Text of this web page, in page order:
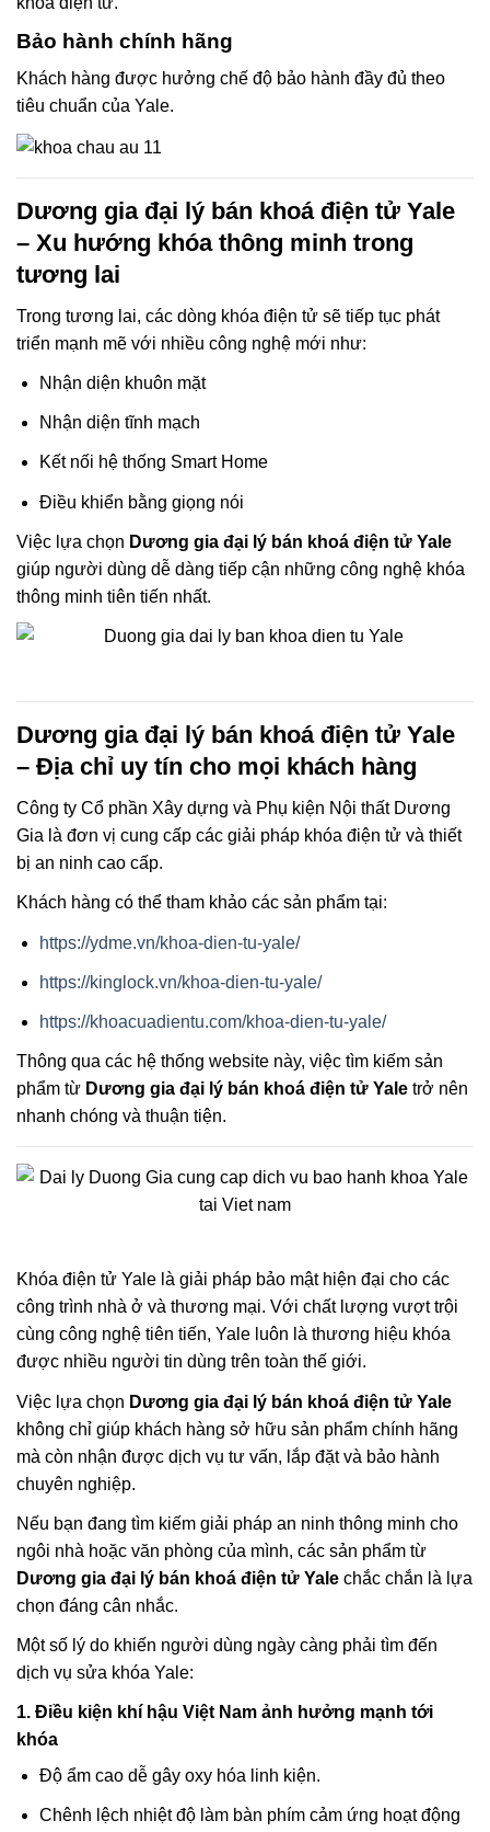
Bảo hành chính hãng
Khách hàng được hưởng chế độ bảo hành đầy đủ theo
tiêu chuẩn của Yale.
Dương gia đại lý bán khoá điện tử Yale
– Xu hướng khóa thông minh trong
tương lai
Trong tương lai, các dòng khóa điện tử sẽ tiếp tục phát
triển mạnh mẽ với nhiều công nghệ mới như:
Nhận diện khuôn mặt
Nhận diện tĩnh mạch
Kết nối hệ thống Smart Home
Điều khiển bằng giọng nói
Việc lựa chọn Dương gia đại lý bán khoá điện tử Yale
giúp người dùng dễ dàng tiếp cận những công nghệ khóa
thông minh tiên tiến nhất.
Dương gia đại lý bán khoá điện tử Yale
– Địa chỉ uy tín cho mọi khách hàng
Công ty Cổ phần Xây dựng và Phụ kiện Nội thất Dương
Gia là đơn vị cung cấp các giải pháp khóa điện tử và thiết
bị an ninh cao cấp.
Khách hàng có thể tham khảo các sản phẩm tại:
https://ydme.vn/khoa-dien-tu-yale/
https://kinglock.vn/khoa-dien-tu-yale/
https://khoacuadientu.com/khoa-dien-tu-yale/
Thông qua các hệ thống website này, việc tìm kiếm sản
phẩm từ Dương gia đại lý bán khoá điện tử Yale trở nên
nhanh chóng và thuận tiện.
Khóa điện tử Yale là giải pháp bảo mật hiện đại cho các
công trình nhà ở và thương mại. Với chất lượng vượt trội
cùng công nghệ tiên tiến, Yale luôn là thương hiệu khóa
được nhiều người tin dùng trên toàn thế giới.
Việc lựa chọn Dương gia đại lý bán khoá điện tử Yale
không chỉ giúp khách hàng sở hữu sản phẩm chính hãng
mà còn nhận được dịch vụ tư vấn, lắp đặt và bảo hành
chuyên nghiệp.
Nếu bạn đang tìm kiếm giải pháp an ninh thông minh cho
ngôi nhà hoặc văn phòng của mình, các sản phẩm từ
Dương gia đại lý bán khoá điện tử Yale chắc chắn là lựa
chọn đáng cân nhắc.
Một số lý do khiến người dùng ngày càng phải tìm đến
dịch vụ sửa khóa Yale:
1. Điều kiện khí hậu Việt Nam ảnh hưởng mạnh tới
khóa
Độ ẩm cao dễ gây oxy hóa linh kiện.
Chênh lệch nhiệt độ làm bàn phím cảm ứng hoạt động